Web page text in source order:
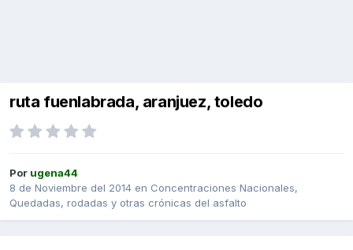
ruta fuenlabrada, aranjuez, toledo
Por ugena44
8 de Noviembre del 2014 en Concentraciones Nacionales,
Quedadas, rodadas y otras crónicas del asfalto